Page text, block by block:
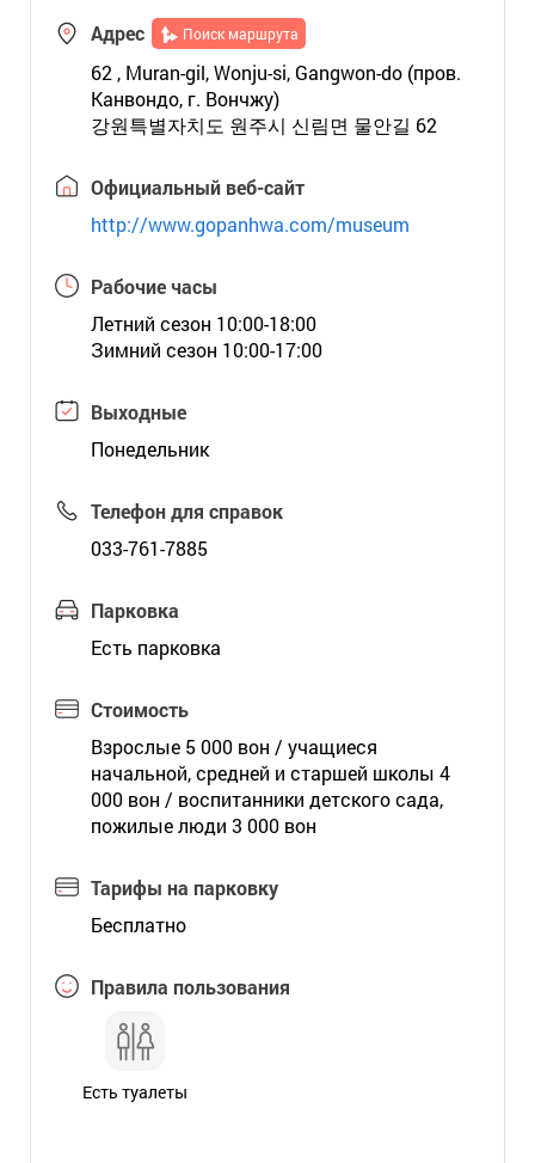
Адрес Поиск маршрута
62 , Muran-gil, Wonju-si, Gangwon-do (пров.
Канвондо, г. Вончжу)
강원특별자치도 원주시 신림면 물안길 62
Официальный веб-сайт
http://www.gopanhwa.com/museum
Рабочие часы
Летний сезон 10:00-18:00
Зимний сезон 10:00-17:00
Выходные
Понедельник
Телефон для справок
033-761-7885
Парковка
Есть парковка
Стоимость
Взрослые 5 000 вон / учащиеся
начальной, средней и старшей школы 4
000 вон / воспитанники детского сада,
пожилые люди 3 000 вон
Тарифы на парковку
Бесплатно
Правила пользования
Есть туалеты